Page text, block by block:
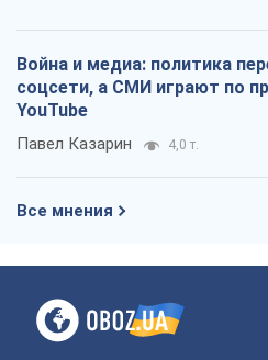
Война и медиа: политика
соцсети, а СМИ играют по
YouTube
Павел Казарин 4,0 т.
Все мнения